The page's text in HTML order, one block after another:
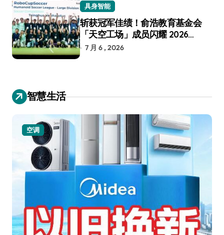
具身智能
斩获冠军佳绩！俞浩教育基金会
「天空工场」成员闪耀 2026
RoboCup 机器人世界杯
7 月 6 , 2026
智慧生活
空调